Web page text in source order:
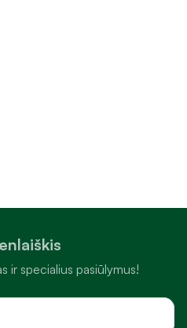
ir specialius pasiūlymus!